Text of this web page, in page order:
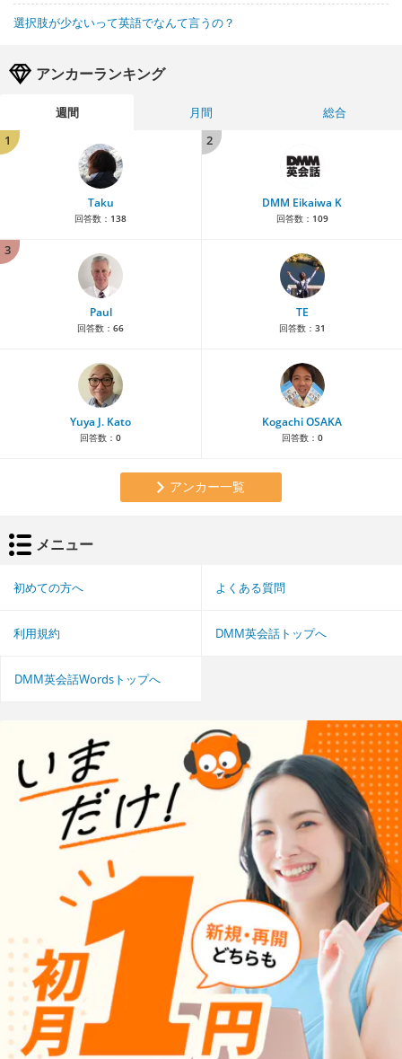
選択肢が少ないって英語でなんて言うの？
アンカーランキング
週間 月間
総合
1
Taku
回答数： 138
2
DMM Eikaiwa K
回答数： 109
3
Paul
回答数： 66
TE
回答数： 31
Yuya J. Kato
回答数： 0
Kogachi OSAKA
回答数： 0
アンカー一覧
メニュー
初めての方へ よくある質問
利用規約 DMM英会話トップへ
DMM英会話Wordsトップへ